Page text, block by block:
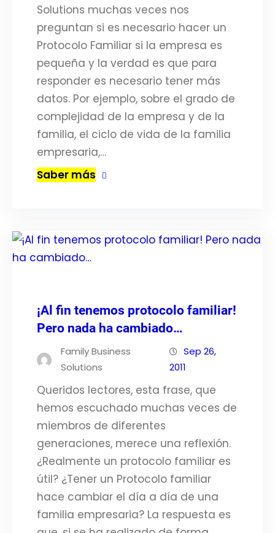
Solutions muchas veces nos
preguntan si es necesario hacer un
Protocolo Familiar si la empresa es
pequeña y la verdad es que para
responder es necesario tener más
datos. Por ejemplo, sobre el grado de
complejidad de la empresa y de la
familia, el ciclo de vida de la familia
empresaria,…
Saber más
¡Al fin tenemos protocolo familiar!
Pero nada ha cambiado…
Family Business
Solutions
Sep 26,
2011
Queridos lectores, esta frase, que
hemos escuchado muchas veces de
miembros de diferentes
generaciones, merece una reflexión.
¿Realmente un protocolo familiar es
útil? ¿Tener un Protocolo familiar
hace cambiar el día a día de una
familia empresaria? La respuesta es